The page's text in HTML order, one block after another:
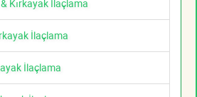
Kırkayak İlaçlama
İlaçlama
İlaçlama